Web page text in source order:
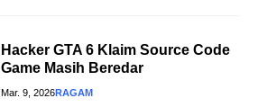
Hacker GTA 6 Klaim Source Code
Game Masih Beredar
Mar. 9, 2026RAGAM